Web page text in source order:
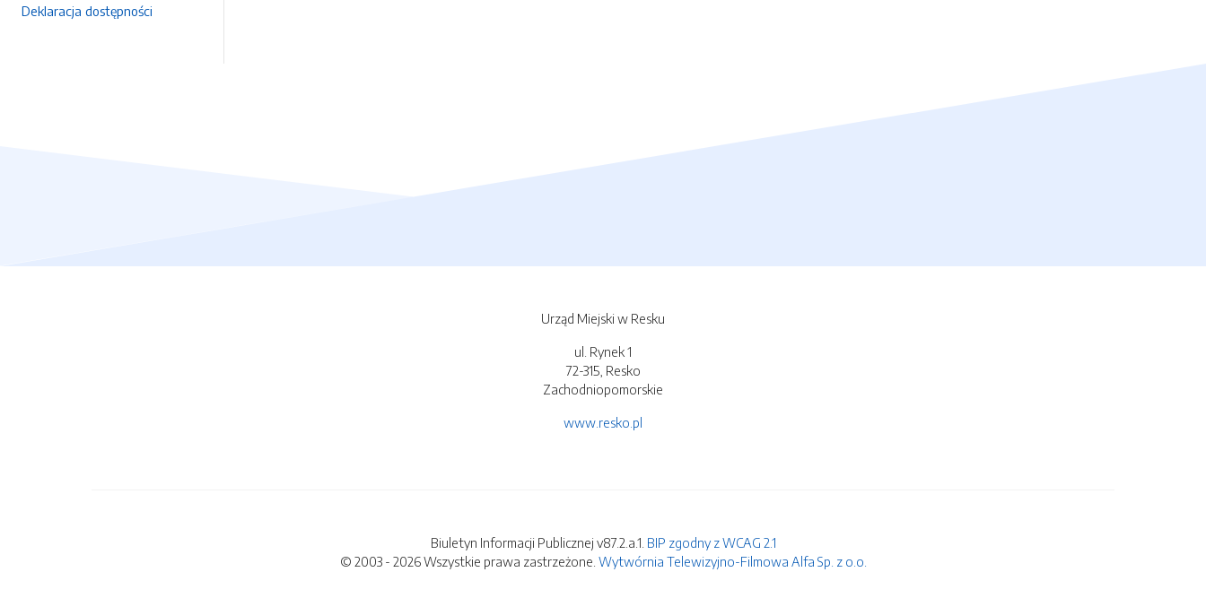
Deklaracja dostępności
Urząd Miejski w Resku
ul. Rynek 1
72-315, Resko
Zachodniopomorskie
www.resko.pl
Biuletyn Informacji Publicznej v87.2.a.1. BIP zgodny z WCAG 2.1
© 2003 - 2026 Wszystkie prawa zastrzeżone. Wytwórnia Telewizyjno-Filmowa Alfa Sp. z o.o.